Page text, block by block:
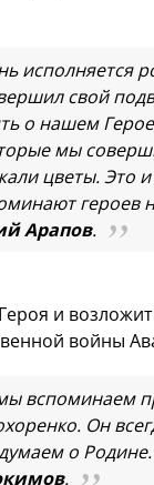
исполняется
свой
о нашем
мы
цветы. Это
героев
Арапов.
и
войны
вспоминаем
Он
о
.